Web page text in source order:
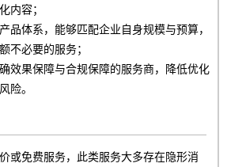
内容；
品体系，能够匹配企业自身规模与预算，
不必要的服务；
效果保障与合规保障的服务商，降低优化
险。
或免费服务，此类服务大多存在隐形消